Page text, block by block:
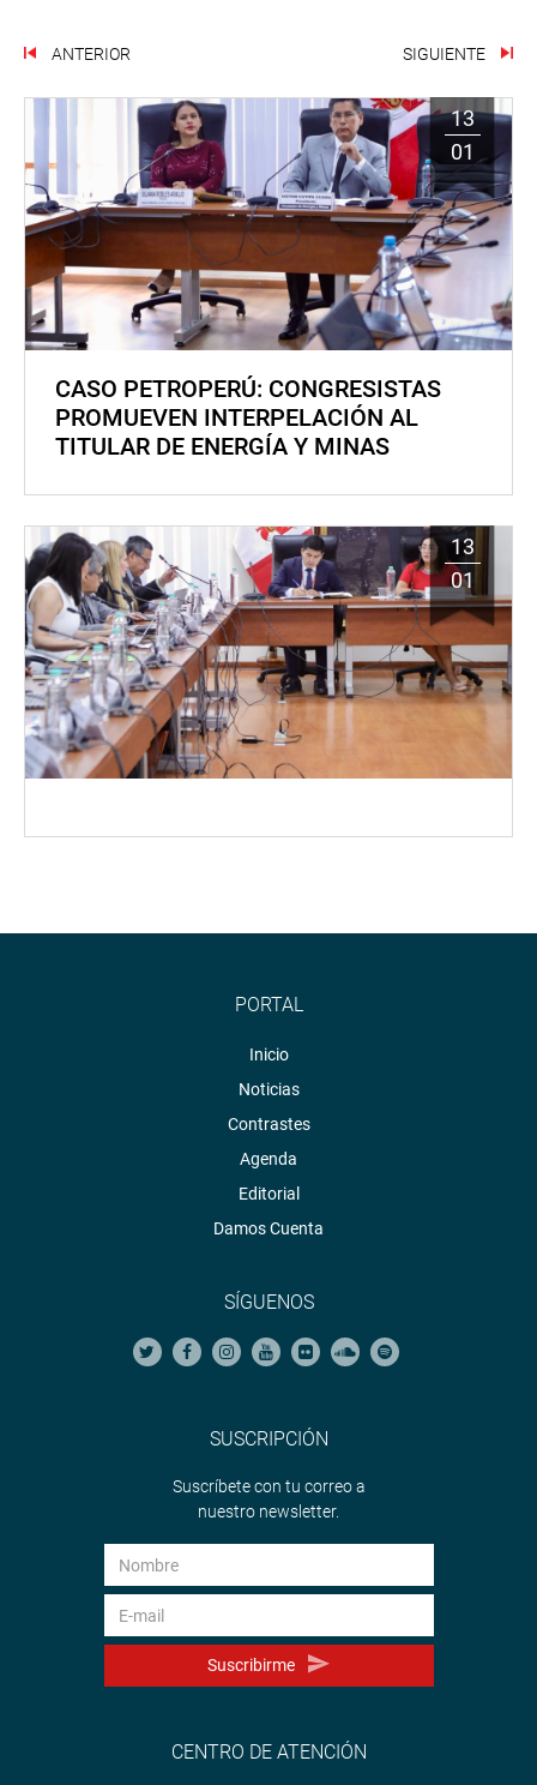
ANTERIOR SIGUIENTE
13
01
CASO PETROPERÚ: CONGRESISTAS
PROMUEVEN INTERPELACIÓN AL
TITULAR DE ENERGÍA Y MINAS
13
01
PORTAL
Inicio
Noticias
Contrastes
Agenda
Editorial
Damos Cuenta
SÍGUENOS
SUSCRIPCIÓN
Suscríbete con tu correo a
nuestro newsletter.
Suscribirme
CENTRO DE ATENCIÓN